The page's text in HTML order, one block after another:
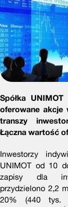
Spółka
oferowane akcje
transzy
Łączna wartość
Inwestorzy
UNIMOT od 10
zapisy dla
przydzielono 2,2
20% (440 tys.